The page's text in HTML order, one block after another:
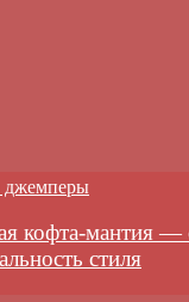
кофта-мантия —
стиля